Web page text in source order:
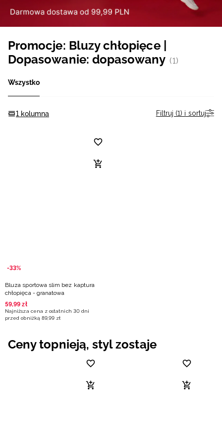
Promocje: Bluzy chłopięce |
Dopasowanie: dopasowany (1)
Wszystko
1 kolumna Filtruj (1) i sortuj
-33%
Bluza sportowa slim bez kaptura
chłopięca - granatowa
59,99 zł
Najniższa cena z ostatnich 30 dni
przed obniżką 89,99 zł
Ceny topnieją, styl zostaje
Niemiecki / EUR